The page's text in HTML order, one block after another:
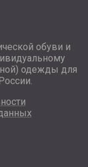
обуви и
одежды для